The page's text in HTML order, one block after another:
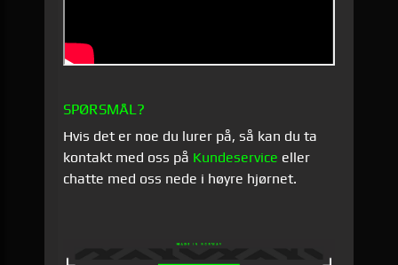
SPØRSMÅL?
Hvis det er noe du lurer på, så kan du ta
kontakt med oss på Kundeservice eller
chatte med oss nede i høyre hjørnet.